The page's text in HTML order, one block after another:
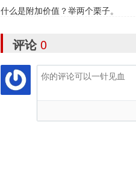
什么是附加价值？举两个栗子。
评论 0